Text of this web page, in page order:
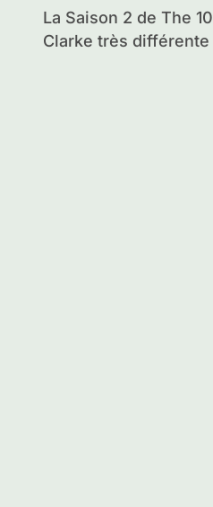
La Saison 2 de The 100 nous dévoilera une
Clarke très différente